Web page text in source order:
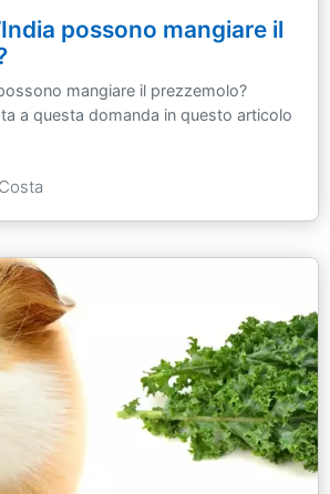
possono mangiare il
mangiare il prezzemolo?
a questa domanda in questo articolo